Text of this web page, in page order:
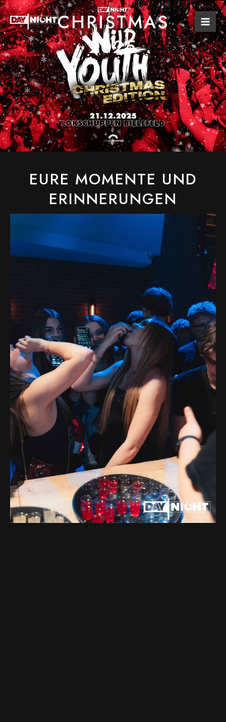
Zum
Inhalt
springen
CHRISTMAS
2025
EURE MOMENTE UND
ERINNERUNGEN